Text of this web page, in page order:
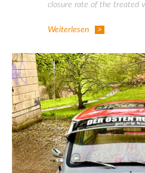
closure rate of the treated
Weiterlesen